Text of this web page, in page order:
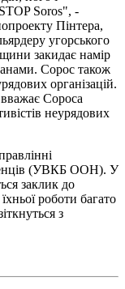
Soros", -
Пінтера,
угорського
закидає намір
Сорос також
організацій.
Сороса
неурядових
(УВКБ ООН). У
заклик до
роботи багато
з